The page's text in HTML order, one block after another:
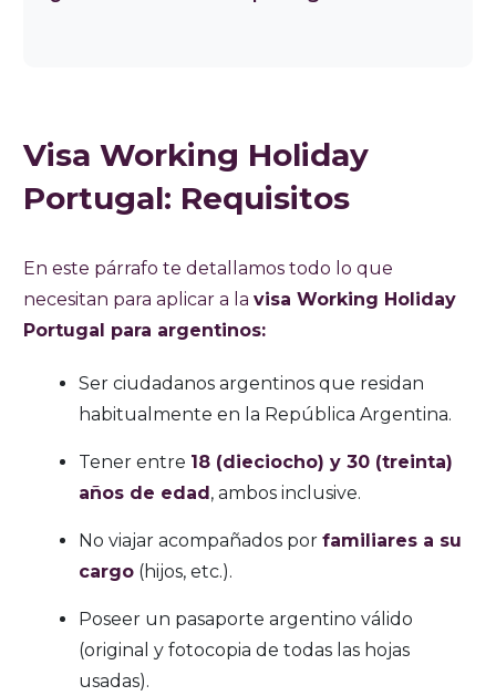
Visa Working Holiday
Portugal: Requisitos
En este párrafo te detallamos todo lo que
necesitan para aplicar a la visa Working Holiday
Portugal para argentinos:
Ser ciudadanos argentinos que residan
habitualmente en la República Argentina.
Tener entre 18 (dieciocho) y 30 (treinta)
años de edad, ambos inclusive.
No viajar acompañados por familiares a su
cargo (hijos, etc.).
Poseer un pasaporte argentino válido
(original y fotocopia de todas las hojas
usadas).